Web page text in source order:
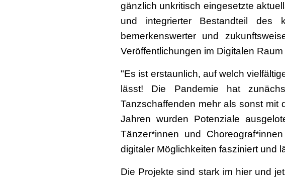
gänzlich unkritisch eingesetzte
und integrierter Bestandteil des
bemerkenswerter und
Veröffentlichungen im Digitalen
"Es ist erstaunlich, auf welch
lässt! Die Pandemie hat
Tanzschaffenden mehr als sonst mit
Jahren wurden Potenziale
Tänzer*innen und
digitaler Möglichkeiten fasziniert und
Die Projekte sind stark im hier und